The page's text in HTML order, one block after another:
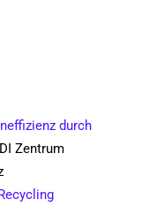
durch
Zentrum